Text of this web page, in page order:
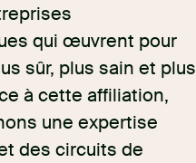
qui œuvrent pour
sûr, plus sain et plus
à cette affiliation,
une expertise
des circuits de